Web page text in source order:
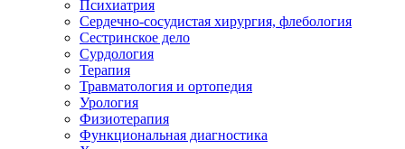
Психиатрия
Сердечно-сосудистая хирургия, флебология
Сестринское дело
Сурдология
Терапия
Травматология и ортопедия
Урология
Физиотерапия
Функциональная диагностика